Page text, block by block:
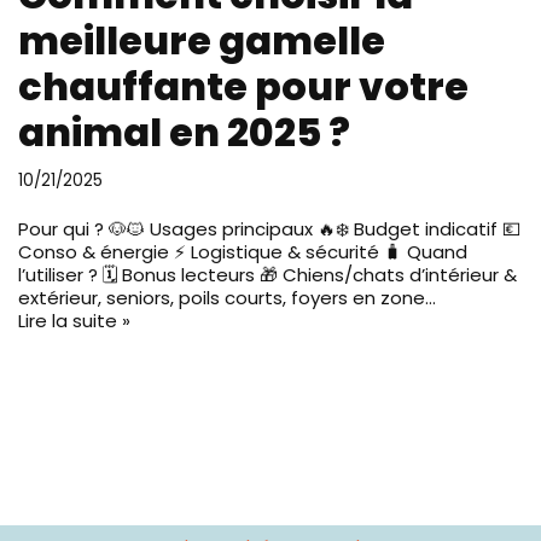
meilleure gamelle
chauffante pour votre
animal en 2025 ?
10/21/2025
Pour qui ? 🐶🐱 Usages principaux 🔥❄️ Budget indicatif 💶
Conso & énergie ⚡ Logistique & sécurité 🧳 Quand
l’utiliser ? 🗓️ Bonus lecteurs 🎁 Chiens/chats d’intérieur &
extérieur, seniors, poils courts, foyers en zone…
Lire la suite »